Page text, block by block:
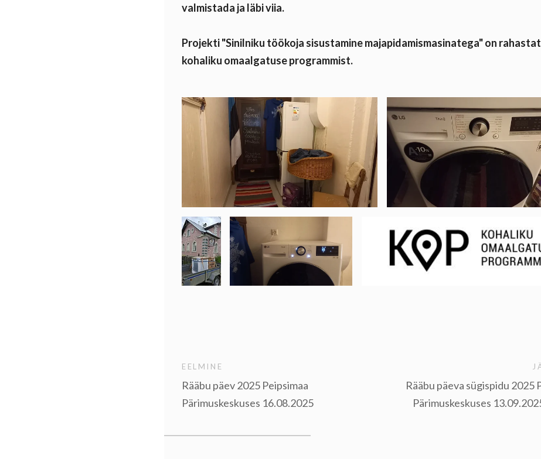
valmistada ja läbi viia.
Projekti "Sinilniku töökoja sisustamine majapidamismasinatega" on
kohaliku omaalgatuse programmist.
EELMINE
Rääbu päev 2025 Peipsimaa
Pärimuskeskuses 16.08.2025
Rääbu päeva sügispidu 2025
Pärimuskeskuses